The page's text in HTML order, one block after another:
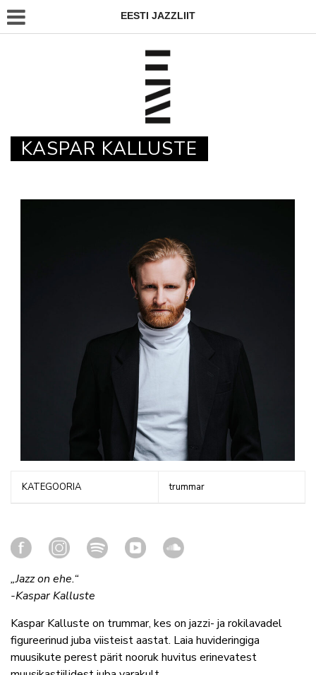
EESTI JAZZLIIT
KASPAR KALLUSTE
KATEGOORIA trummar
„Jazz on ehe.“
-Kaspar Kalluste
Kaspar Kalluste on trummar, kes on jazzi- ja rokilavadel
figureerinud juba viisteist aastat. Laia huvideringiga
muusikute perest pärit nooruk huvitus erinevatest